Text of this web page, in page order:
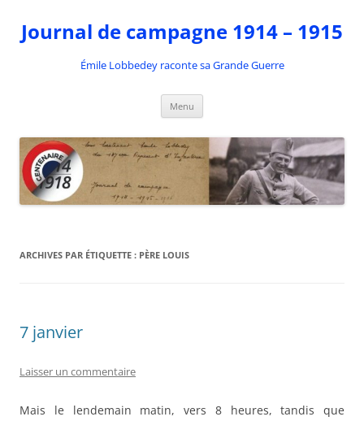
contenu
Journal de campagne 1914 – 1915
Émile Lobbedey raconte sa Grande Guerre
Menu
ARCHIVES PAR ÉTIQUETTE : PÈRE LOUIS
7 janvier
Laisser un commentaire
Mais le lendemain matin, vers 8 heures, tandis que